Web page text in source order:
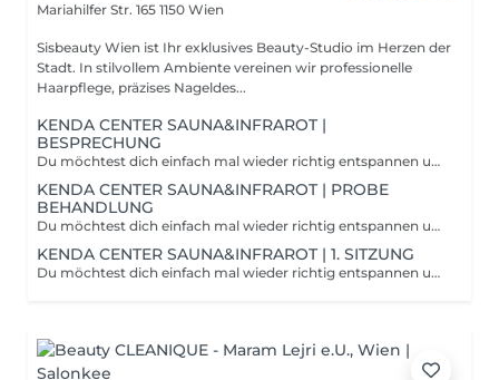
Mariahilfer Str. 165 1150 Wien
Sisbeauty Wien ist Ihr exklusives Beauty-Studio im Herzen der
Stadt. In stilvollem Ambiente vereinen wir professionelle
Haarpflege, präzises Nageldes...
KENDA CENTER SAUNA&INFRAROT |
BESPRECHUNG
Du möchtest dich einfach mal wieder richtig entspannen und deinem Körper etwas Gutes tun? Ein Saunabesuch hat positive Auswirkungen auf Körper und Immunsystem. Durch die trockene Luft und Temperatur zwischen 80 und 100 Grad werden der Stoffwechsel angeregt und die Abwehrkräfte gestärkt. Beim Dampfbad wird hierbei zusätzlich ein Aufguss auf heißen Steinen durchgeführt, was die Muskeln entspannt und entschlackend wirkt.
KENDA CENTER SAUNA&INFRAROT | PROBE
BEHANDLUNG
Du möchtest dich einfach mal wieder richtig entspannen und deinem Körper etwas Gutes tun? Ein Saunabesuch hat positive Auswirkungen auf Körper und Immunsystem. Durch die trockene Luft und Temperatur zwischen 80 und 100 Grad werden der Stoffwechsel angeregt und die Abwehrkräfte gestärkt. Beim Dampfbad wird hierbei zusätzlich ein Aufguss auf heißen Steinen durchgeführt, was die Muskeln entspannt und entschlackend wirkt.
KENDA CENTER SAUNA&INFRAROT | 1. SITZUNG
Du möchtest dich einfach mal wieder richtig entspannen und deinem Körper etwas Gutes tun? Ein Saunabesuch hat positive Auswirkungen auf Körper und Immunsystem. Durch die trockene Luft und Temperatur zwischen 80 und 100 Grad werden der Stoffwechsel angeregt und die Abwehrkräfte gestärkt. Beim Dampfbad wird hierbei zusätzlich ein Aufguss auf heißen Steinen durchgeführt, was die Muskeln entspannt und entschlackend wirkt.